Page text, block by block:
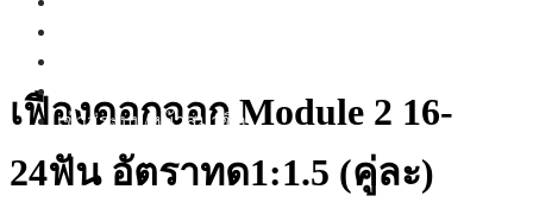
เข้าสู่ระบบ/หน้าสมาชิก
เฟืองดอกจอก Module 2 16-
24ฟัน อัตราทด1:1.5 (คู่ละ)